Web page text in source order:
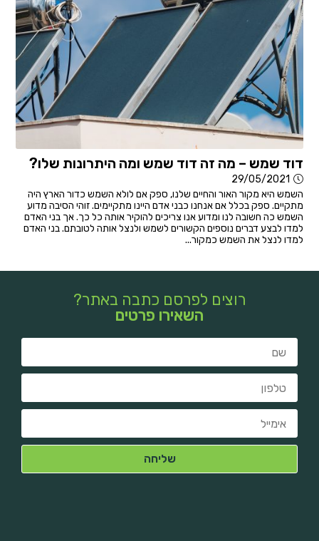
דוד שמש – מה זה דוד שמש ומה היתרונות שלו?
29/05/2021
השמש היא מקור האור והחיים שלנו, ספק אם לולא השמש כדור הארץ היה
מתקיים. ספק בכלל אם אנחנו כבני אדם היינו מתקיימים. זוהי הסיבה מדוע
השמש כה חשובה לנו ומדוע אנו צריכים להוקיר אותה כל כך. אך בני האדם
למדו לבצע דברים נוספים הקשורים לשמש ולנצל אותה לטובתם. בני האדם
למדו לנצל את השמש כמקור...
רוצים לפרסם כתבה באתר?
השאירו פרטים